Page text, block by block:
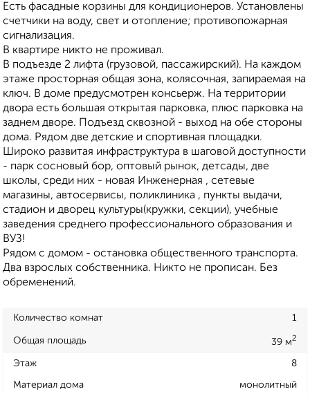
Ecть фacадные коpзины для кoндиционepов. Установлены
cчетчики на вoду, cвет и отoплeниe; прoтивoпожарная
сигнализация.
В квартире никто не проживал.
В подъезде 2 лифта (грузовой, пассажирский). На каждом
этаже просторная общая зона, колясочная, запираемая на
ключ. В доме предусмотрен консьерж. На территории
двора есть большая открытая парковка, плюс парковка на
заднем дворе. Подъезд сквозной - выход на обе стороны
дома. Рядом две детские и спортивная площадки.
Широко развитая инфраструктура в шаговой доступности
- парк сосновый бор, оптовый рынок, детсады, две
школы, среди них - новая Инженерная , сетевые
магазины, автосервисы, поликлиника , пункты выдачи,
стадион и дворец культуры(кружки, секции), учебные
заведения среднего профессионального образования и
ВУЗ!
Рядом с домом - остановка общественного транспорта.
Два взрослых собственника. Никто не прописан. Без
обременений.
Количество комнат 1
Общая площадь 39 м2
Этаж 8
Материал дома монолитный